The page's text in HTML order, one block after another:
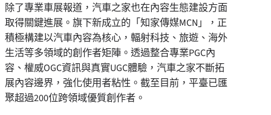
除了專業車展報道，汽車之家也在內容生態建設方面
取得關鍵進展。旗下新成立的「知家傳媒MCN」，正
積極構建以汽車內容為核心，輻射科技、旅遊、海外
生活等多領域的創作者矩陣。透過整合專業PGC內
容、權威OGC資訊與真實UGC體驗，汽車之家不斷拓
展內容邊界，強化使用者粘性。截至目前，平臺已匯
聚超過200位跨領域優質創作者。